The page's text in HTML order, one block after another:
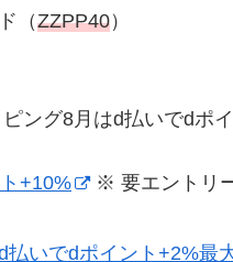
（ZZPP40）
ング8月はd払いでdポ
+10% ※ 要エントリ
払いでdポイント+2%最